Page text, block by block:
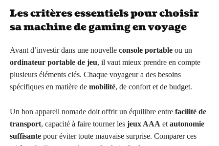
Les critères essentiels pour choisir
sa machine de gaming en voyage
Avant d’investir dans une nouvelle console portable ou un
ordinateur portable de jeu, il vaut mieux prendre en compte
plusieurs éléments clés. Chaque voyageur a des besoins
spécifiques en matière de mobilité, de confort et de budget.
Un bon appareil nomade doit offrir un équilibre entre facilité de
transport, capacité à faire tourner les jeux AAA et autonomie
suffisante pour éviter toute mauvaise surprise. Comparer ces